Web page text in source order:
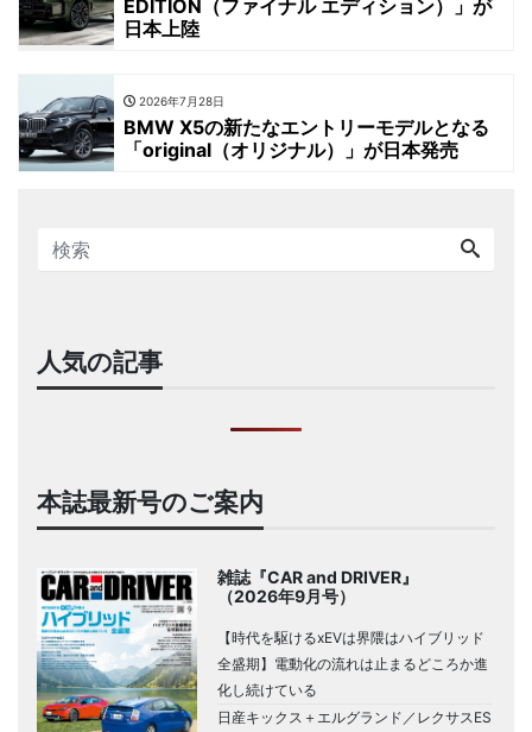
EDITION（ファイナル エディション）」が
日本上陸
2026年7月28日
BMW X5の新たなエントリーモデルとなる
「original（オリジナル）」が日本発売
人気の記事
本誌最新号のご案内
雑誌『CAR and DRIVER』
（2026年9月号）
【時代を駆けるxEVは界隈はハイブリッド
全盛期】電動化の流れは止まるどころか進
化し続けている
日産キックス＋エルグランド／レクサスES